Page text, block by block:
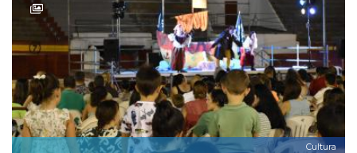
Cultura